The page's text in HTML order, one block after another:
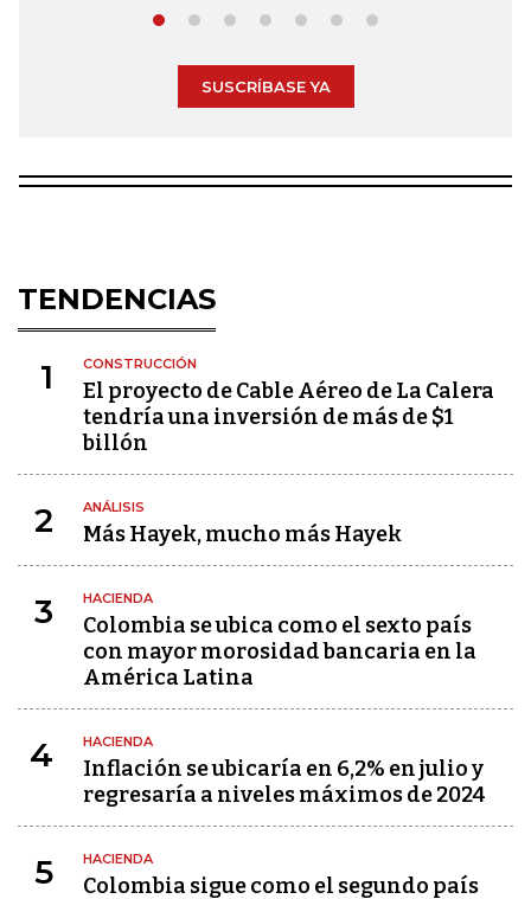
SUSCRÍBASE YA
TENDENCIAS
1 CONSTRUCCIÓN
El proyecto de Cable Aéreo de La Calera
tendría una inversión de más de $1
billón
2 ANÁLISIS
Más Hayek, mucho más Hayek
3 HACIENDA
Colombia se ubica como el sexto país
con mayor morosidad bancaria en la
América Latina
4 HACIENDA
Inflación se ubicaría en 6,2% en julio y
regresaría a niveles máximos de 2024
5 HACIENDA
Colombia sigue como el segundo país